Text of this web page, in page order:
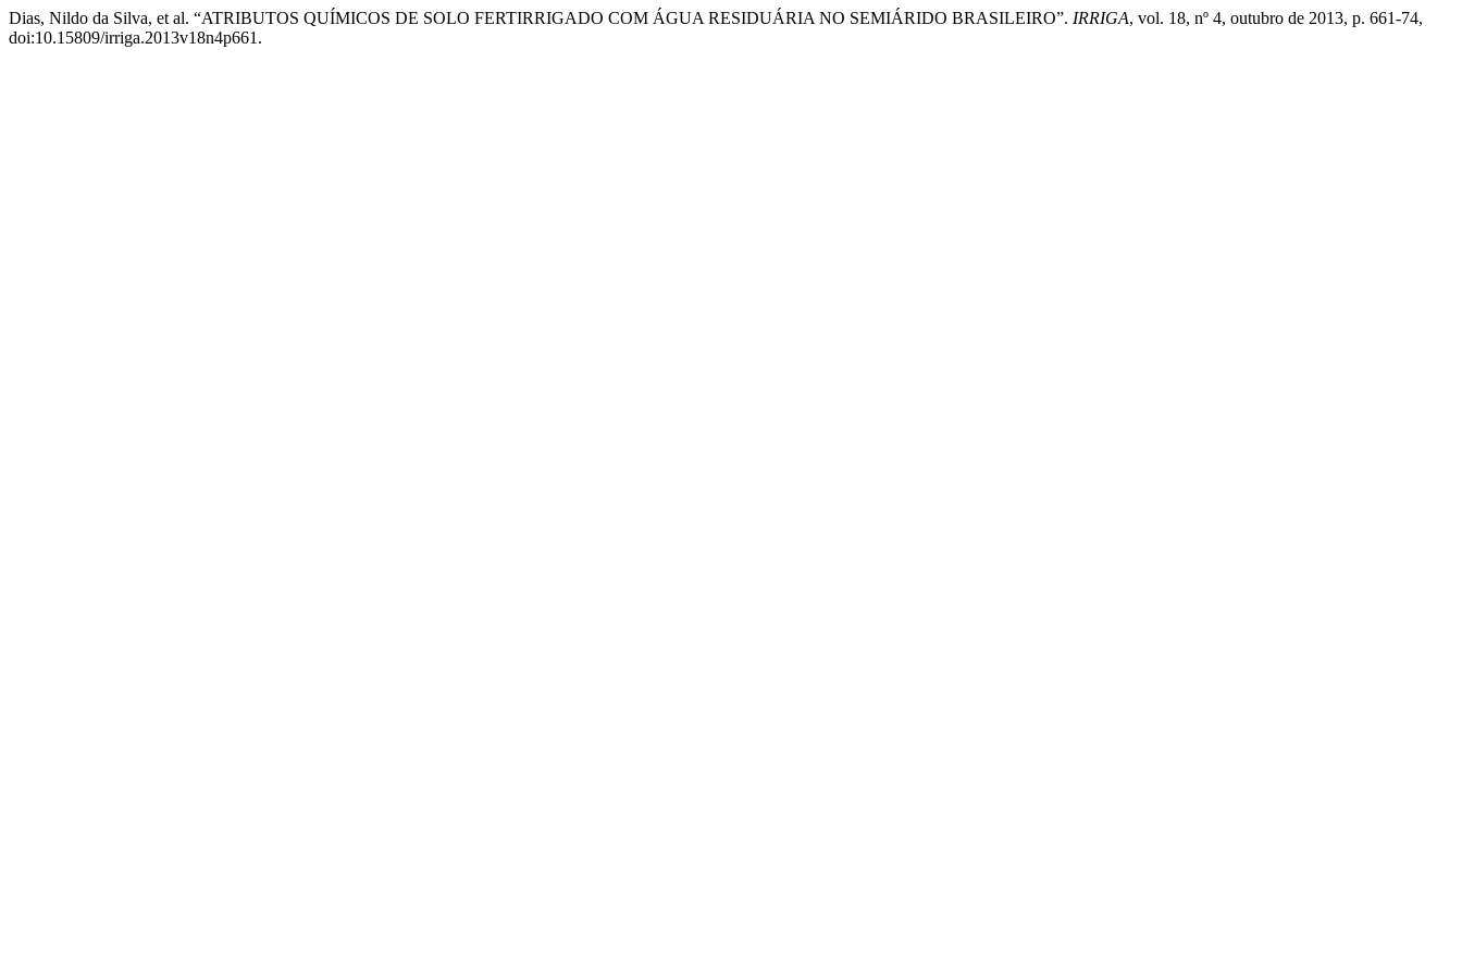
Dias, Nildo da Silva, et al. “ATRIBUTOS QUÍMICOS DE SOLO FERTIRRIGADO COM ÁGUA RESIDUÁRIA NO SEMIÁRIDO BRASILEIRO”. IRRIGA, vol. 18, nº 4, outubro de 2013, p. 661-74,
doi:10.15809/irriga.2013v18n4p661.